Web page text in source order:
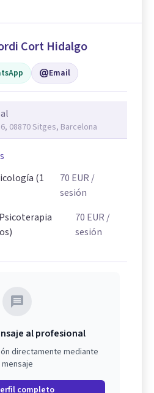
Cort Hidalgo
Email
08870 Sitges, Barcelona
(1
70 EUR /
sesión
70 EUR /
sesión
al profesional
directamente mediante
mensaje
completo